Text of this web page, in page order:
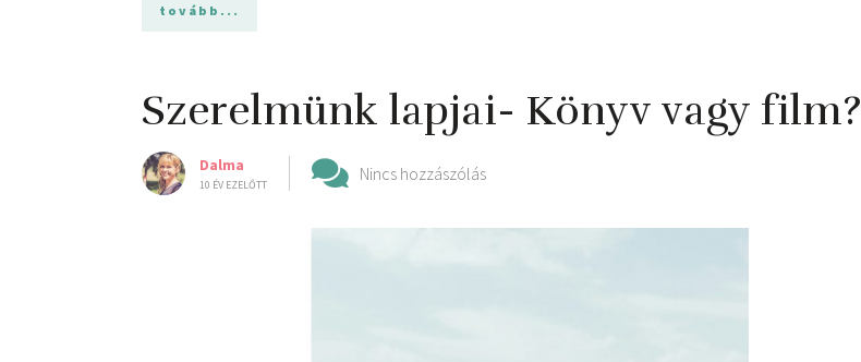
tovább...
Szerelmünk lapjai- Könyv vagy film?
Dalma
10 ÉV EZELŐTT
Nincs hozzászólás